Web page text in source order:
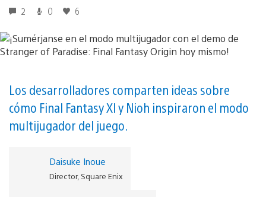
2 0 6
Los desarrolladores comparten ideas sobre
cómo Final Fantasy XI y Nioh inspiraron el modo
multijugador del juego .
Daisuke Inoue
Director, Square Enix